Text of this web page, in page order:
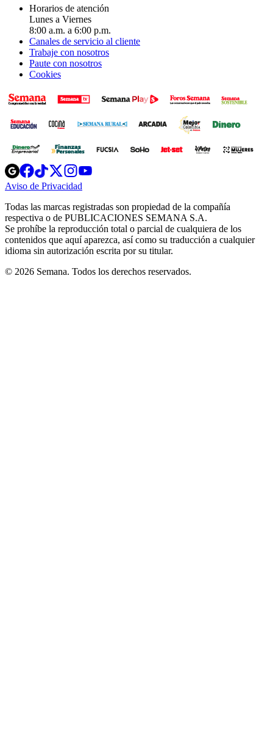
Horarios de atención
Lunes a Viernes
8:00 a.m. a 6:00 p.m.
Canales de servicio al cliente
Trabaje con nosotros
Paute con nosotros
Cookies
Opens
in
new
Opens
in
new
Opens
in
new
window
Opens
new
windowwindow
Aviso de Privacidad
new
window
Todas las marcas registradas son propiedad de la compañía
respectiva o de PUBLICACIONES SEMANA S.A.
Se prohíbe la reproducción total o parcial de cualquiera de los
contenidos que aquí aparezca, así como su traducción a cualquier
idioma sin autorización escrita por su titular.
© 2026 Semana. Todos los derechos reservados.